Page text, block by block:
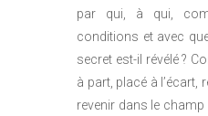
par qui, à qui,
conditions et avec
secret est-il révélé ?
à part, placé à l’écart,
revenir dans le champ